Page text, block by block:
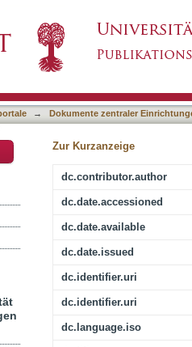
Blick auf den
→
Dokumente zentraler
Zur Kurzanzeige
dc.contributor.author
dc.date.accessioned
dc.date.available
dc.date.issued
dc.identifier.uri
dc.identifier.uri
dc.language.iso